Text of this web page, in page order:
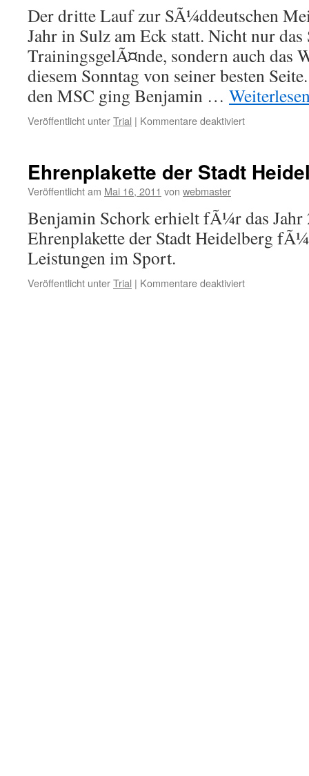
Der dritte Lauf zur SÃ¼ddeutschen
Jahr in Sulz am Eck statt. Nicht nur das
TrainingsgelÃ¤nde, sondern auch das
diesem Sonntag von seiner besten
den MSC ging Benjamin …
Veröffentlicht unterTrial | Kommentare deaktiviertfür
Meisterschaft
am
Ehrenplakette der Stadt
Veröffentlicht am Mai 16, 2011 von webmaster
Benjamin Schork erhielt fÃ¼r das Jahr
Ehrenplakette der Stadt Heidelberg
Leistungen im Sport.
Veröffentlicht unterTrial | Kommentare deaktiviertfür